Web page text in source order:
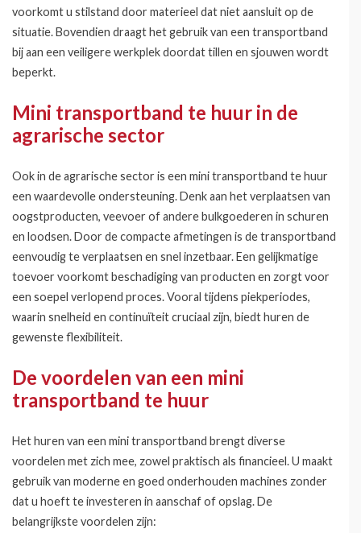
voorkomt u stilstand door materieel dat niet aansluit op de
situatie. Bovendien draagt het gebruik van een transportband
bij aan een veiligere werkplek doordat tillen en sjouwen wordt
beperkt.
Mini transportband te huur in de
agrarische sector
Ook in de agrarische sector is een mini transportband te huur
een waardevolle ondersteuning. Denk aan het verplaatsen van
oogstproducten, veevoer of andere bulkgoederen in schuren
en loodsen. Door de compacte afmetingen is de transportband
eenvoudig te verplaatsen en snel inzetbaar. Een gelijkmatige
toevoer voorkomt beschadiging van producten en zorgt voor
een soepel verlopend proces. Vooral tijdens piekperiodes,
waarin snelheid en continuïteit cruciaal zijn, biedt huren de
gewenste flexibiliteit.
De voordelen van een mini
transportband te huur
Het huren van een mini transportband brengt diverse
voordelen met zich mee, zowel praktisch als financieel. U maakt
gebruik van moderne en goed onderhouden machines zonder
dat u hoeft te investeren in aanschaf of opslag. De
belangrijkste voordelen zijn: